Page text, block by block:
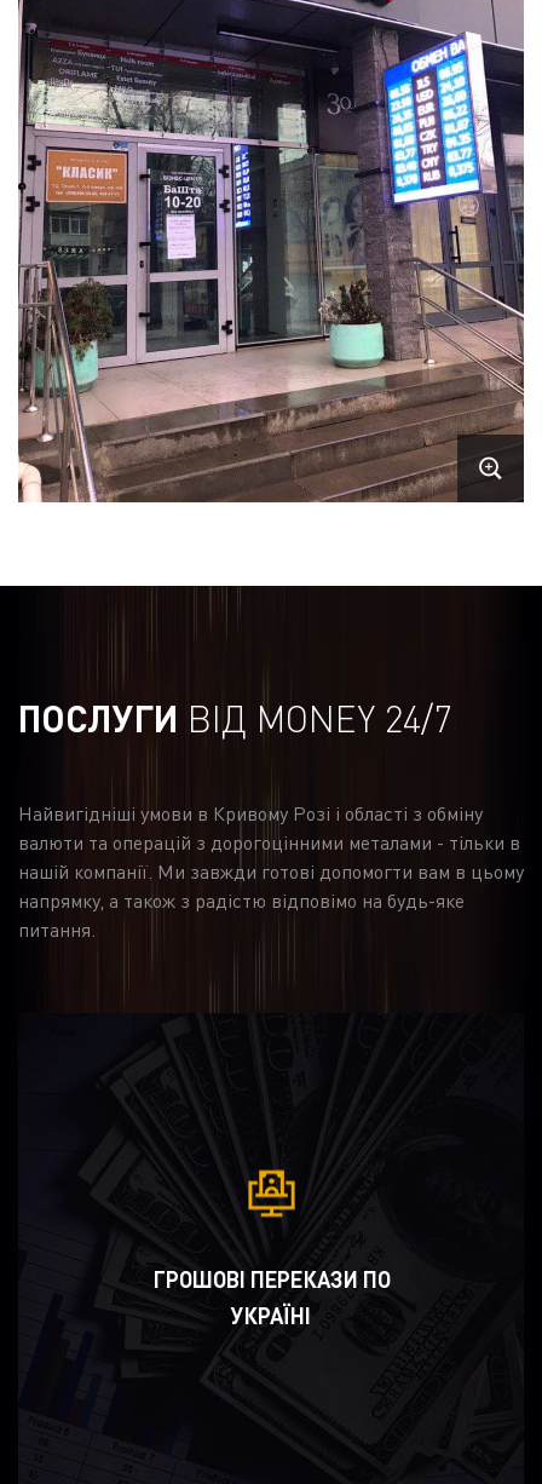
ПОСЛУГИ ВІД MONEY 24/7
Найвигідніші умови в Кривому Розі і області з обміну
валюти та операцій з дорогоцінними металами - тільки в
нашій компанії. Ми завжди готові допомогти вам в цьому
напрямку, а також з радістю відповімо на будь-яке
питання.
ГРОШОВІ ПЕРЕКАЗИ ПО
УКРАЇНІ